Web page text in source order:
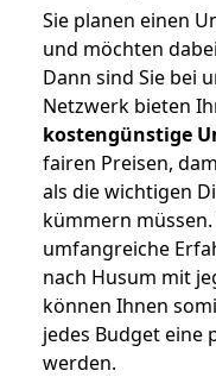
Sie planen einen
und möchten
Dann sind Sie bei
Netzwerk bieten
kostengünstige
fairen Preisen,
als die wichtigen
kümmern
umfangreiche
nach Husum mit
können Ihnen
jedes Budget eine
werden.